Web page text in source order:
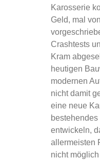
Karosserie
Geld, mal
Crashtests
Kram
heutigen
modernen
nicht damit
eine neue
entwickeln,
allermeisten
nicht